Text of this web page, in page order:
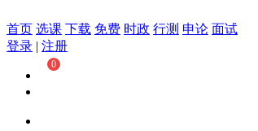
首页 选课 下载 免费 时政 行测 申论 面试
登录 | 注册
0